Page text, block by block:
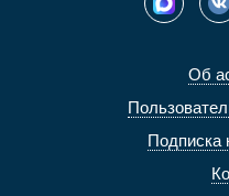
Об
Подписка